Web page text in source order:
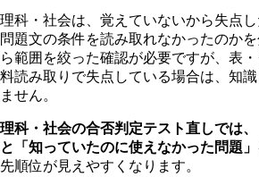
理科・社会は、覚えていないから失点
問題文の条件を読み取れなかったのか
ら範囲を絞った確認が必要ですが、表
料読み取りで失点している場合は、知
ません。
理科・社会の合否判定テスト直しでは、
と「知っていたのに使えなかった問題
先順位が見えやすくなります。